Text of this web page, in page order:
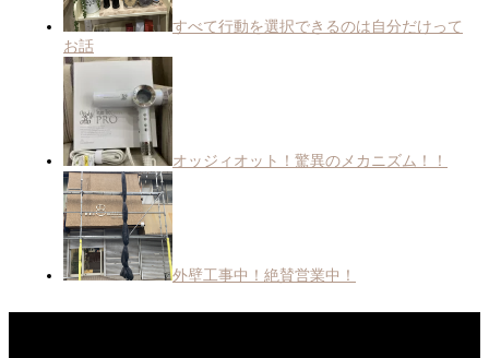
すべて行動を選択できるのは自分だけって
お話
オッジィオット！驚異のメカニズム！！
外壁工事中！絶賛営業中！